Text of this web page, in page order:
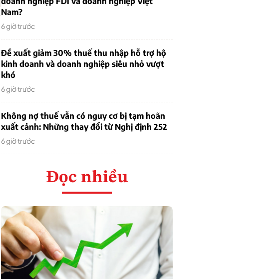
Nam?
6 giờ trước
Đề xuất giảm 30% thuế thu nhập hỗ trợ hộ
kinh doanh và doanh nghiệp siêu nhỏ vượt
khó
6 giờ trước
Không nợ thuế vẫn có nguy cơ bị tạm hoãn
xuất cảnh: Những thay đổi từ Nghị định 252
6 giờ trước
Đọc nhiều